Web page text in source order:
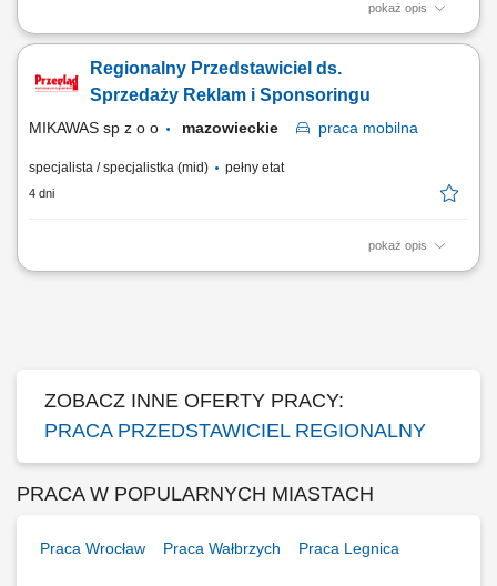
pokaż opis
Opis stanowiska Utrzymywanie stałego kontaktu z dotychczasowymi
klientów w regionie. Wykonywanie zadań sprzedażowych zgodnie z
przyjętą polityką finansową przedsiębiorstwa. Analiza potencjału
Regionalny Przedstawiciel ds.
Sprzedaży Reklam i Sponsoringu
MIKAWAS sp z o o mazowieckie praca mobilna
specjalista / specjalistka (mid) pełny etat
4 dni
pokaż opis
Twoje zadania aktywne pozyskiwanie nowych klientów biznesowych na
ZOBACZ INNE OFERTY PRACY:
PRACA PRZEDSTAWICIEL REGIONALNY
PRACA W POPULARNYCH MIASTACH
Praca Wrocław Praca Wałbrzych Praca Legnica